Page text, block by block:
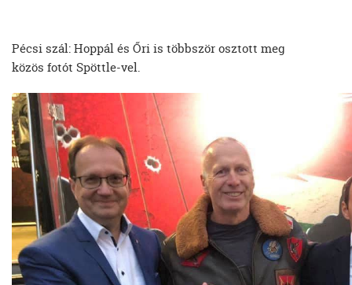
Pécsi szál: Hoppál és Őri is többször osztott meg
közös fotót Spöttle-vel.